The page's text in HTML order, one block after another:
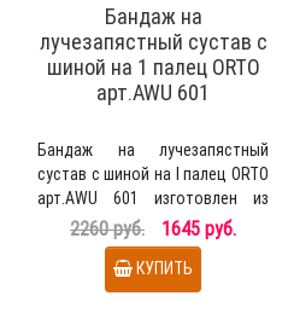
Бандаж на
лучезапястный сустав с
шиной на 1 палец ORTO
арт.AWU 601
Бандаж на лучезапястный
сустав с шиной на I палец ORTO
арт.AWU 601 изготовлен из
материала аэропрен..
2260 руб. 1645 руб.
КУПИТЬ